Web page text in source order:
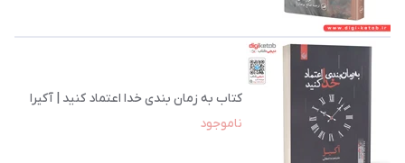
کتاب به زمان بندی خدا اعتماد کنید | آکیرا
ناموجود